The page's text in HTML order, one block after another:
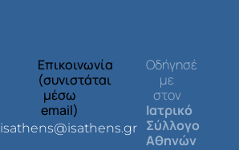
Επικοινωνία
(συνιστάται
μέσω
email)
isathens@isathens.gr
Οδήγησέ
με
στον
Ιατρικό
Σύλλογο
Αθηνών